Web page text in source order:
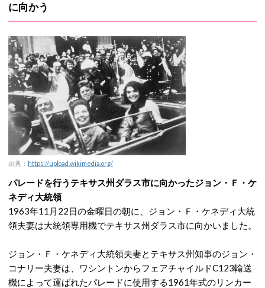
に向かう
出典： https://upload.wikimedia.org/
パレードを行うテキサス州ダラス市に向かったジョン・Ｆ・ケ
ネディ大統領
1963年11月22日の金曜日の朝に、ジョン・Ｆ・ケネディ大統
領夫妻は大統領専用機でテキサス州ダラス市に向かいました。
ジョン・Ｆ・ケネディ大統領夫妻とテキサス州知事のジョン・
コナリー夫妻は、ワシントンからフェアチャイルドC123輸送
機によって運ばれたパレードに使用する1961年式のリンカー